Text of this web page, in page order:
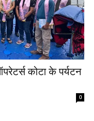
कोटा के पर्यटन
0